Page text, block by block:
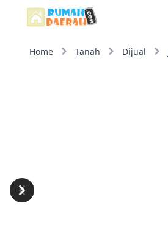
Home Tanah Dijual
Previous
Next